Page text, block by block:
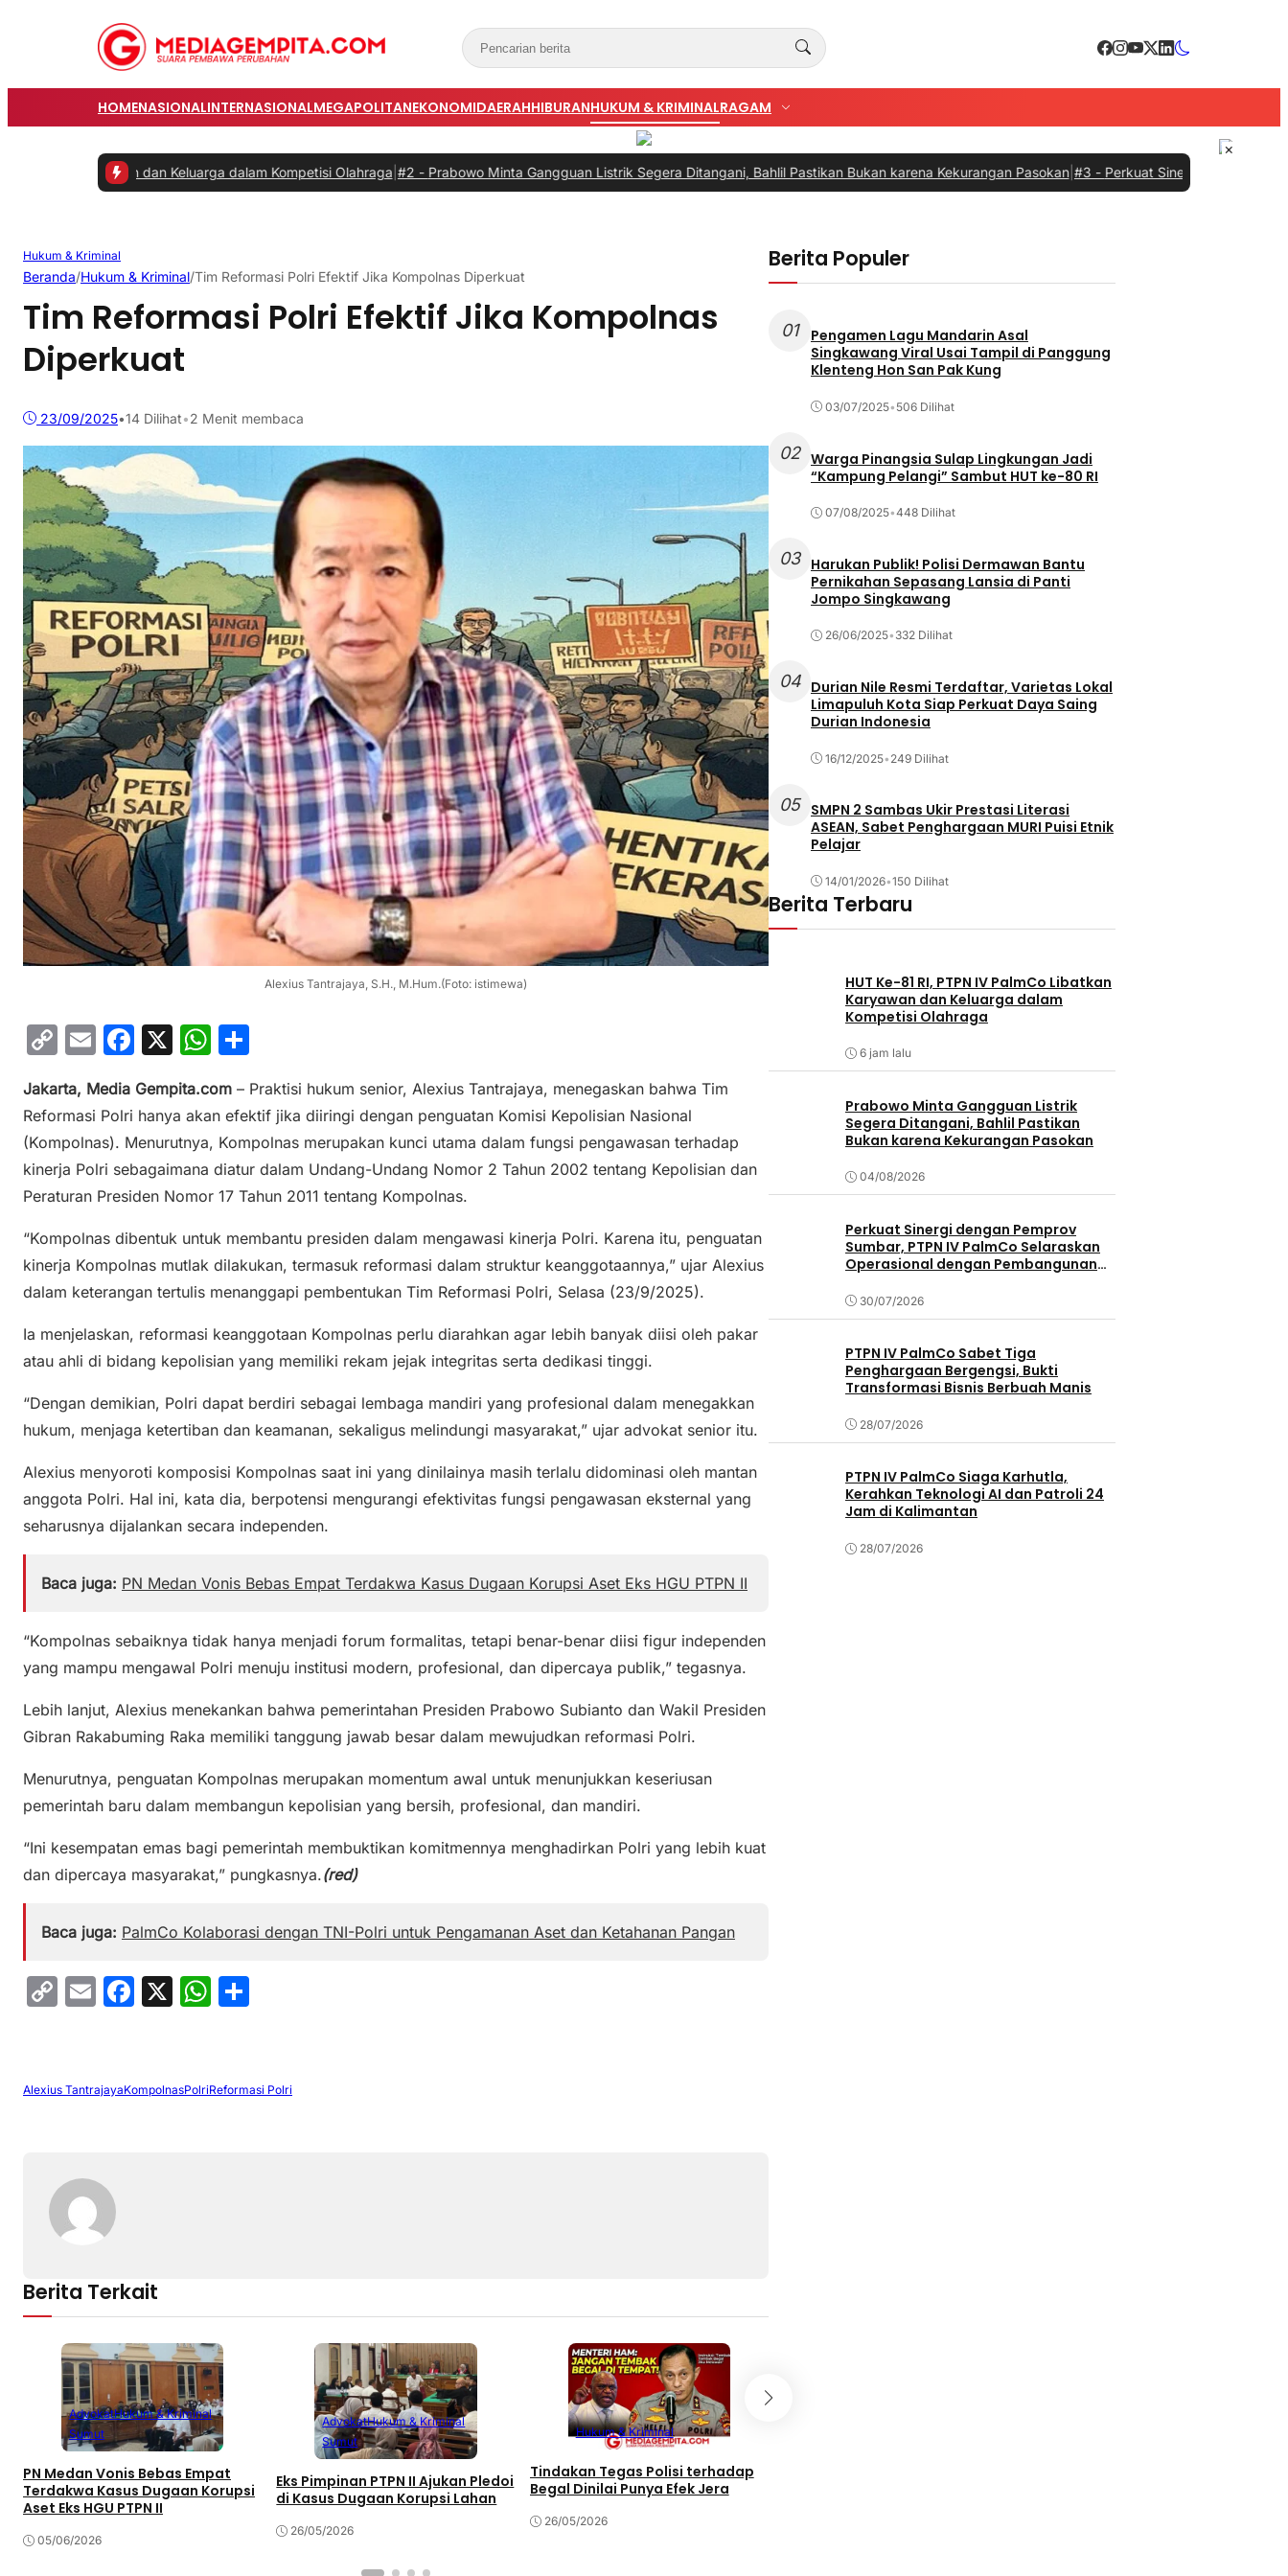
HOMENASIONALINTERNASIONALMEGAPOLITANEKONOMIDAERAHHIBURANHUKUM & KRIMINALRAGAM
dan Keluarga dalam Kompetisi Olahraga|#2 -Prabowo Minta Gangguan Listrik Segera Ditangani, Bahlil Pastikan Bukan karena Kekurangan Pasokan|#3 -Perkuat Sinergi dengan Pemprov
Hukum & Kriminal
Beranda/Hukum & Kriminal/Tim Reformasi Polri Efektif Jika Kompolnas Diperkuat
Tim Reformasi Polri Efektif Jika Kompolnas
Diperkuat
23/09/2025•14 Dilihat•2 Menit membaca
Alexius Tantrajaya, S.H., M.Hum.(Foto: istimewa)
C
p
y
Li
n
E
ai
l
F
c
e
b
o
k
X
W
at
s
A
p
p
ar
e
Jakarta, Media Gempita.com – Praktisi hukum senior, Alexius Tantrajaya, menegaskan bahwa Tim
Reformasi Polri hanya akan efektif jika diiringi dengan penguatan Komisi Kepolisian Nasional
(Kompolnas). Menurutnya, Kompolnas merupakan kunci utama dalam fungsi pengawasan terhadap
kinerja Polri sebagaimana diatur dalam Undang-Undang Nomor 2 Tahun 2002 tentang Kepolisian dan
Peraturan Presiden Nomor 17 Tahun 2011 tentang Kompolnas.
“Kompolnas dibentuk untuk membantu presiden dalam mengawasi kinerja Polri. Karena itu, penguatan
kinerja Kompolnas mutlak dilakukan, termasuk reformasi dalam struktur keanggotaannya,” ujar Alexius
dalam keterangan tertulis menanggapi pembentukan Tim Reformasi Polri, Selasa (23/9/2025).
Ia menjelaskan, reformasi keanggotaan Kompolnas perlu diarahkan agar lebih banyak diisi oleh pakar
atau ahli di bidang kepolisian yang memiliki rekam jejak integritas serta dedikasi tinggi.
“Dengan demikian, Polri dapat berdiri sebagai lembaga mandiri yang profesional dalam menegakkan
hukum, menjaga ketertiban dan keamanan, sekaligus melindungi masyarakat,” ujar advokat senior itu.
Alexius menyoroti komposisi Kompolnas saat ini yang dinilainya masih terlalu didominasi oleh mantan
anggota Polri. Hal ini, kata dia, berpotensi mengurangi efektivitas fungsi pengawasan eksternal yang
seharusnya dijalankan secara independen.
Baca juga: PN Medan Vonis Bebas Empat Terdakwa Kasus Dugaan Korupsi Aset Eks HGU PTPN II
“Kompolnas sebaiknya tidak hanya menjadi forum formalitas, tetapi benar-benar diisi figur independen
yang mampu mengawal Polri menuju institusi modern, profesional, dan dipercaya publik,” tegasnya.
Lebih lanjut, Alexius menekankan bahwa pemerintahan Presiden Prabowo Subianto dan Wakil Presiden
Gibran Rakabuming Raka memiliki tanggung jawab besar dalam mewujudkan reformasi Polri.
Menurutnya, penguatan Kompolnas merupakan momentum awal untuk menunjukkan keseriusan
pemerintah baru dalam membangun kepolisian yang bersih, profesional, dan mandiri.
“Ini kesempatan emas bagi pemerintah membuktikan komitmennya menghadirkan Polri yang lebih kuat
dan dipercaya masyarakat,” pungkasnya.(red)
Baca juga: PalmCo Kolaborasi dengan TNI-Polri untuk Pengamanan Aset dan Ketahanan Pangan
C
y
k
E
l
F
e
X
W
s e
Alexius TantrajayaKompolnasPolriReformasi Polri
Berita Terkait
AdvokatHukum & Kriminal
Sumut
PN Medan Vonis Bebas Empat
Terdakwa Kasus Dugaan Korupsi
Aset Eks HGU PTPN II
05/06/2026
AdvokatHukum & Kriminal
Sumut
Eks Pimpinan PTPN II Ajukan Pledoi
di Kasus Dugaan Korupsi Lahan
26/05/2026
Hukum & Kriminal
Tindakan Tegas Polisi terhadap
Begal Dinilai Punya Efek Jera
26/05/2026
Berita Populer
01
Pengamen Lagu Mandarin Asal
Singkawang Viral Usai Tampil di Panggung
Klenteng Hon San Pak Kung
03/07/2025• 506 Dilihat
02 Warga Pinangsia Sulap Lingkungan Jadi
“Kampung Pelangi” Sambut HUT ke-80 RI
07/08/2025•448 Dilihat
03 Harukan Publik! Polisi Dermawan Bantu
Pernikahan Sepasang Lansia di Panti
Jompo Singkawang
26/06/2025• 332 Dilihat
04 Durian Nile Resmi Terdaftar, Varietas Lokal
Limapuluh Kota Siap Perkuat Daya Saing
Durian Indonesia
16/12/2025• 249 Dilihat
05 SMPN 2 Sambas Ukir Prestasi Literasi
ASEAN, Sabet Penghargaan MURI Puisi Etnik
Pelajar
14/01/2026•150 Dilihat
Berita Terbaru
HUT Ke-81 RI, PTPN IV PalmCo Libatkan
Karyawan dan Keluarga dalam
Kompetisi Olahraga
6 jam lalu
Prabowo Minta Gangguan Listrik
Segera Ditangani, Bahlil Pastikan
Bukan karena Kekurangan Pasokan
04/08/2026
Perkuat Sinergi dengan Pemprov
Sumbar, PTPN IV PalmCo Selaraskan
Operasional dengan Pembangunan
30/07/2026
PTPN IV PalmCo Sabet Tiga
Penghargaan Bergengsi, Bukti
Transformasi Bisnis Berbuah Manis
28/07/2026
PTPN IV PalmCo Siaga Karhutla,
Kerahkan Teknologi AI dan Patroli 24
Jam di Kalimantan
28/07/2026
×